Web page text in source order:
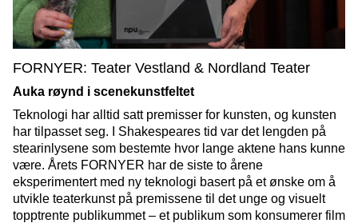
FORNYER: Teater Vestland & Nordland Teater
Auka røynd i scenekunstfeltet
Teknologi har alltid satt premisser for kunsten, og kunsten
har tilpasset seg. I Shakespeares tid var det lengden på
stearinlysene som bestemte hvor lange aktene hans kunne
være. Årets FORNYER har de siste to årene
eksperimentert med ny teknologi basert på et ønske om å
utvikle teaterkunst på premissene til det unge og visuelt
topptrente publikummet – et publikum som konsumerer film